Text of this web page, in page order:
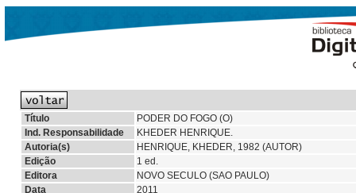
Título
PODER DO FOGO (O)
Ind. Responsabilidade
KHEDER HENRIQUE.
Autoria(s)
HENRIQUE, KHEDER, 1982 (AUTOR)
Edição
1 ed.
Editora
NOVO SECULO (SAO PAULO)
Data
2011